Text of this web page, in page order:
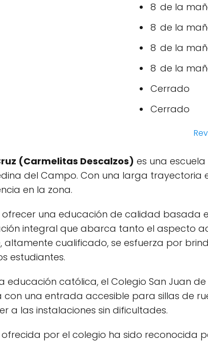
8 de la
8 de la
8 de la
8 de la
Cerrado
Cerrado
(Carmelitas Descalzos) es una
del Campo. Con una larga trayectoria
en la zona.
ofrecer una educación de calidad basada
integral que abarca tanto el aspecto
altamente cualificado, se esfuerza por
estudiantes.
educación católica, el Colegio San Juan
una entrada accesible para sillas de
a las instalaciones sin dificultades.
por el colegio ha sido reconocida